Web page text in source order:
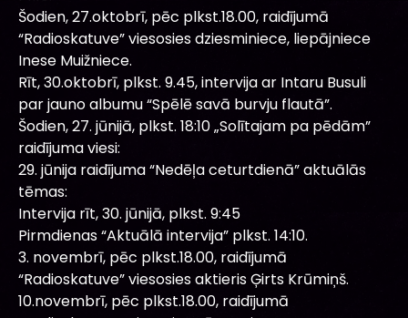
Šodien, 27.oktobrī, pēc plkst.18.00, raidījumā
“Radioskatuve” viesosies dziesminiece, liepājniece
Inese Muižniece.
Rīt, 30.oktobrī, plkst. 9.45, intervija ar Intaru Busuli
par jauno albumu “Spēlē savā burvju flautā”.
Šodien, 27. jūnijā, plkst. 18:10 „Solītajam pa pēdām”
raidījuma viesi:
29. jūnija raidījuma “Nedēļa ceturtdienā” aktuālās
tēmas:
Intervija rīt, 30. jūnijā, plkst. 9:45
Pirmdienas “Aktuālā intervija” plkst. 14:10.
3. novembrī, pēc plkst.18.00, raidījumā
“Radioskatuve” viesosies aktieris Ģirts Krūmiņš.
10.novembrī, pēc plkst.18.00, raidījumā